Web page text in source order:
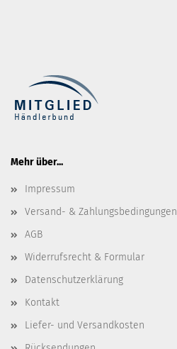
Mehr über...
Impressum
Versand- & Zahlungsbedingungen
AGB
Widerrufsrecht & Formular
Datenschutzerklärung
Kontakt
Liefer- und Versandkosten